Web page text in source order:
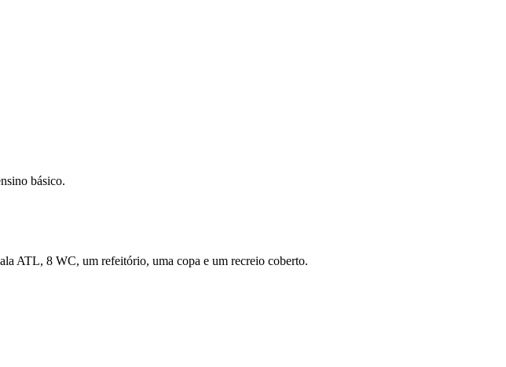
básico.
ATL, 8 WC, um refeitório, uma copa e um recreio coberto.